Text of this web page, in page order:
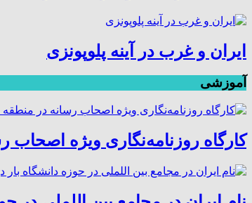
ایران و غرب در آینه پلوپونزی
آموزشی
کارگاه روزنامه‌نگاری ویژه اصحاب